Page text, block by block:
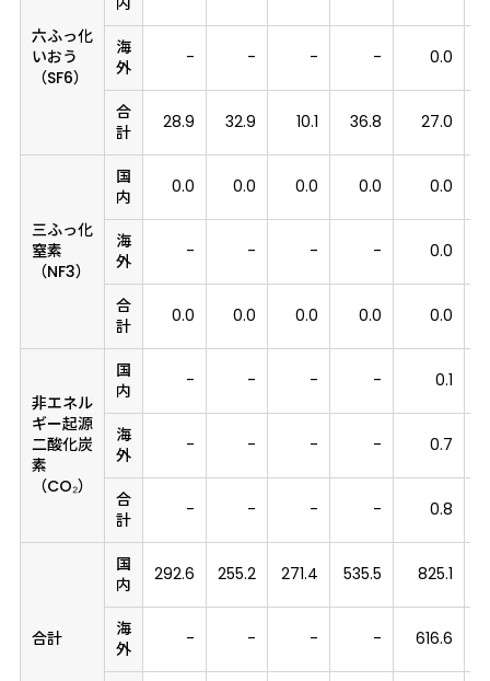
六ふっ化
いおう
（SF6）
海
外
- - - - 0.0
合
計
28.9 32.9 10.1 36.8 27.0
三ふっ化
窒素
（NF3）
国
内
0.0 0.0 0.0 0.0 0.0
海
外
- - - - 0.0
合
計
0.0 0.0 0.0 0.0 0.0
非エネル
ギー起源
二酸化炭
素
（CO₂）
国
内
- - - - 0.1
海
外
- - - - 0.7
合
計
- - - - 0.8
合計
国
内
292.6 255.2 271.4 535.5 825.1
海
外
- - - - 616.6